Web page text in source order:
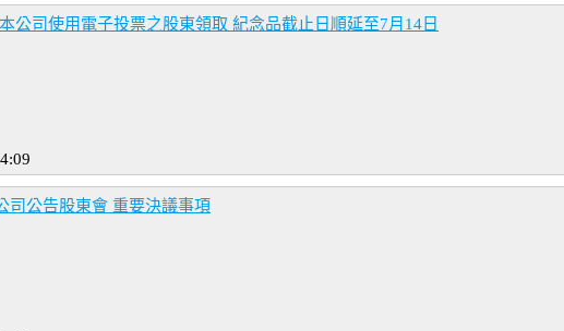
公司使用電子投票之股東領取 紀念品截止日順延至7月14日
司公告股東會 重要決議事項